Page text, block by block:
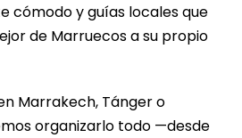
cómodo y guías locales que
de Marruecos a su propio
Marrakech, Tánger o
organizarlo todo —desde